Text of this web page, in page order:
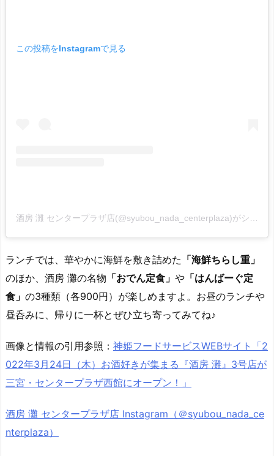
この投稿をInstagramで見る
酒房 灘 センタープラザ店(@syubou_nada_centerplaza)がシェアした投稿
ランチでは、華やかに海鮮を敷き詰めた 「海鮮ちらし重」
のほか、酒房 灘の名物 「おでん定食」 や 「はんばーぐ定
食」 の3種類（各900円）が楽しめますよ。お昼のランチや
昼呑みに、帰りに一杯とぜひ立ち寄ってみてね♪
画像と情報の引用参照： 神姫フードサービスWEBサイト「2
022年3月24日（木）お酒好きが集まる『酒房 灘』3号店が
三宮・センタープラザ西館にオープン！」
酒房 灘 センタープラザ店 Instagram（＠syubou_nada_ce
nterplaza）